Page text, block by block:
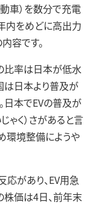
車）を数分で充電
内をめどに高出力
容です。
比率は日本が低水
は日本より普及が
日本でEVの普及が
ゃく）さがあると言
環境整備にようや
があり、EV用急
株価は4日、前年末